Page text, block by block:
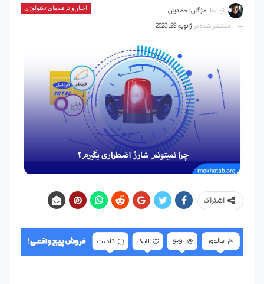
اخبار و ترفندهای تکنولوژی توسط مژگان احمدیان
منتشر شده در ژانویه 29, 2023
اشتراک